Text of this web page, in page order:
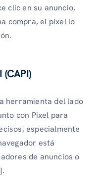
clic en su anuncio,
compra, el píxel lo
herramienta del lado
con Pixel para
especialmente
está
de anuncios o